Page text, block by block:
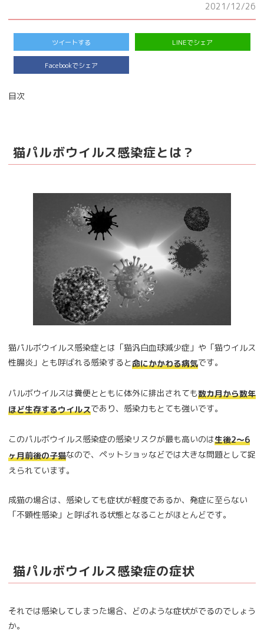
2021/12/26
ツイートする LINEでシェア
Facebookでシェア
目次
猫パルボウイルス感染症とは？
猫パルボウイルス感染症とは「猫汎白血球減少症」や「猫ウイルス
性腸炎」とも呼ばれる感染すると命にかかわる病気です。
パルボウイルスは糞便とともに体外に排出されても数カ月から数年
ほど生存するウイルスであり、感染力もとても強いです。
このパルボウイルス感染症の感染リスクが最も高いのは生後2～6
ヶ月前後の子猫なので、ペットショッなどでは大きな問題として捉
えられています。
成猫の場合は、感染しても症状が軽度であるか、発症に至らない
「不顕性感染」と呼ばれる状態となることがほとんどです。
猫パルボウイルス感染症の症状
それでは感染してしまった場合、どのような症状がでるのでしょう
か。